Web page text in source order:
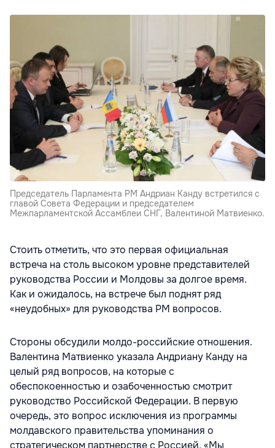
Председатель Парламента РМ Андриан Канду встретился с
главой Совета Федерации и председателем
Межпарламентской Ассамблеи СНГ, Валентиной Матвиенко.
Стоить отметить, что это первая официальная
встреча на столь высоком уровне представителей
руководства России и Молдовы за долгое время.
Как и ожидалось, на встрече был поднят ряд
«неудобных» для руководства РМ вопросов.
Стороны обсудили молдо-российские отношения.
Валентина Матвиенко указала Андриану Канду на
целый ряд вопросов, на которые с
обеспокоенностью и озабоченностью смотрит
руководство Российской Федерации. В первую
очередь, это вопрос исключения из программы
молдавского правительства упоминания о
стратегическом партнерстве с Россией. «Мы